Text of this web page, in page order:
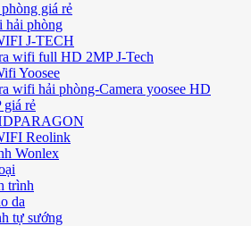
giá rẻ
hải phòng
J-TECH
wifi full HD 2MP J-Tech
Yoosee
wifi hải phòng-Camera yoosee HD
giá rẻ
Reolink
Wonlex
trình
da
tự sướng